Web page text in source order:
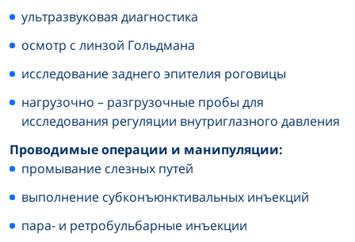
ультразвуковая диагностика
осмотр с линзой Гольдмана
исследование заднего эпителия роговицы
нагрузочно – разгрузочные пробы для
исследования регуляции внутриглазного давления
Проводимые операции и манипуляции:
промывание слезных путей
выполнение субконъюнктивальных инъекций
пара- и ретробульбарные инъекции